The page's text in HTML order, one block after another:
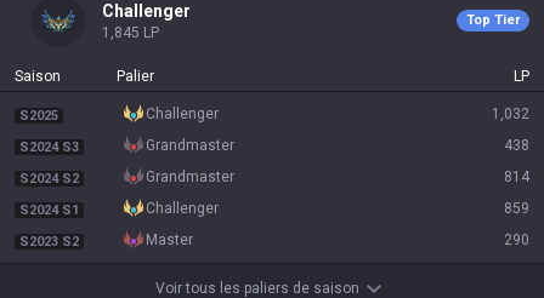
challenger
1,845 LP
Top Tier
Saison Palier LP
S2025 challenger 1,032
S2024 S3 grandmaster 438
S2024 S2 grandmaster 814
S2024 S1 challenger 859
S2023 S2 master 290
Voir tous les paliers de saison